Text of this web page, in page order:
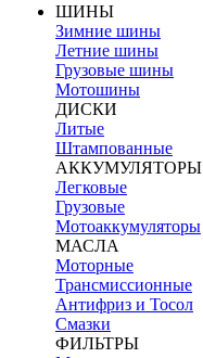
ШИНЫ
Зимние шины
Летние шины
Грузовые шины
Мотошины
ДИСКИ
Литые
Штампованные
АККУМУЛЯТОРЫ
Легковые
Грузовые
Мотоаккумуляторы
МАСЛА
Моторные
Трансмиссионные
Антифриз и Тосол
Смазки
ФИЛЬТРЫ